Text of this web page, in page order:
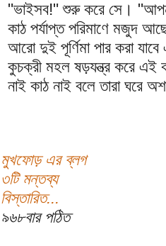
"ভাইসব!" শুরু করে সে।
কাঠ পর্যাপ্ত পরিমাণে মজুদ
আরো দুই পূর্ণিমা পার করা
কুচক্রী মহল ষড়যন্ত্র করে এই
নাই কাঠ নাই বলে তারা ঘরে
মুখফোড় এর ব্লগ
৩টি মন্তব্য
বিস্তারিত...
৯৬৮বার পঠিত